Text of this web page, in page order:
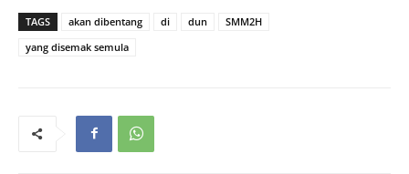
TAGS akan dibentang di dun
SMM2H
yang disemak semula